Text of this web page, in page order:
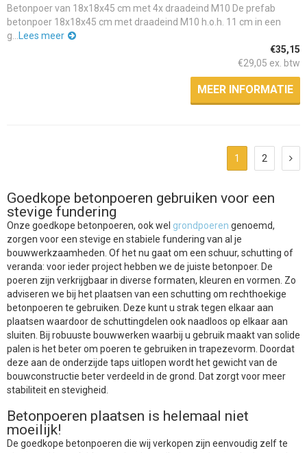
Betonpoer van 18x18x45 cm met 4x draadeind M10 De prefab
betonpoer 18x18x45 cm met draadeind M10 h.o.h. 11 cm in een
g... Lees meer
€35,15
€29,05 ex. btw
MEER INFORMATIE
1 2
Goedkope betonpoeren gebruiken voor een
stevige fundering
Onze goedkope betonpoeren, ook wel grondpoeren genoemd,
zorgen voor een stevige en stabiele fundering van al je
bouwwerkzaamheden. Of het nu gaat om een schuur, schutting of
veranda: voor ieder project hebben we de juiste betonpoer. De
poeren zijn verkrijgbaar in diverse formaten, kleuren en vormen. Zo
adviseren we bij het plaatsen van een schutting om rechthoekige
betonpoeren te gebruiken. Deze kunt u strak tegen elkaar aan
plaatsen waardoor de schuttingdelen ook naadloos op elkaar aan
sluiten. Bij robuuste bouwwerken waarbij u gebruik maakt van solide
palen is het beter om poeren te gebruiken in trapezevorm. Doordat
deze aan de onderzijde taps uitlopen wordt het gewicht van de
bouwconstructie beter verdeeld in de grond. Dat zorgt voor meer
stabiliteit en stevigheid.
Betonpoeren plaatsen is helemaal niet
moeilijk!
De goedkope betonpoeren die wij verkopen zijn eenvoudig zelf te